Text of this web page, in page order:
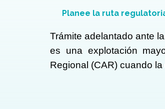
Planee la ruta
Trámite adelantado ante
es una explotación
Regional (CAR) cuando